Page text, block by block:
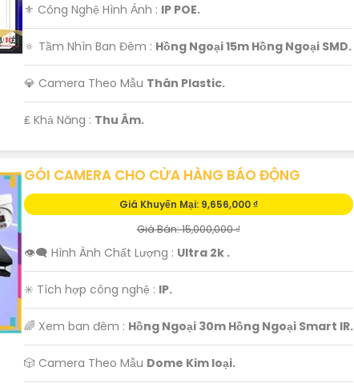
⚜️ Công Nghệ Hình Ảnh : IP POE.
🔅 Tầm Nhìn Ban Đêm : Hồng Ngoại 15m Hồng Ngoại SMD.
💎 Camera Theo Mẫu Thân Plastic.
️₤ Khả Năng : Thu Âm.
GÓI CAMERA CHO CỬA HÀNG BÁO ĐỘNG
Giá Khuyến Mại: 9,656,000 ₫
Giá Bán: 15,000,000 ₫
👁️‍🗨 Hình Ành Chất Lượng : Ultra 2k .
✳️ Tích hợp công nghệ : IP.
🌈 Xem ban đêm : Hồng Ngoại 30m Hồng Ngoại Smart IR.
🎲 Camera Theo Mẫu Dome Kim loại.